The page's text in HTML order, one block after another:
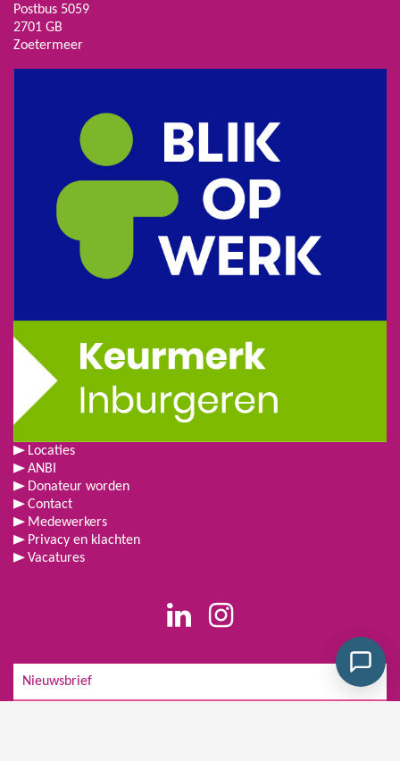
Postbus 5059
2701 GB
Zoetermeer
Locaties
ANBI
Donateur worden
Contact
Medewerkers
Privacy en klachten
Vacatures